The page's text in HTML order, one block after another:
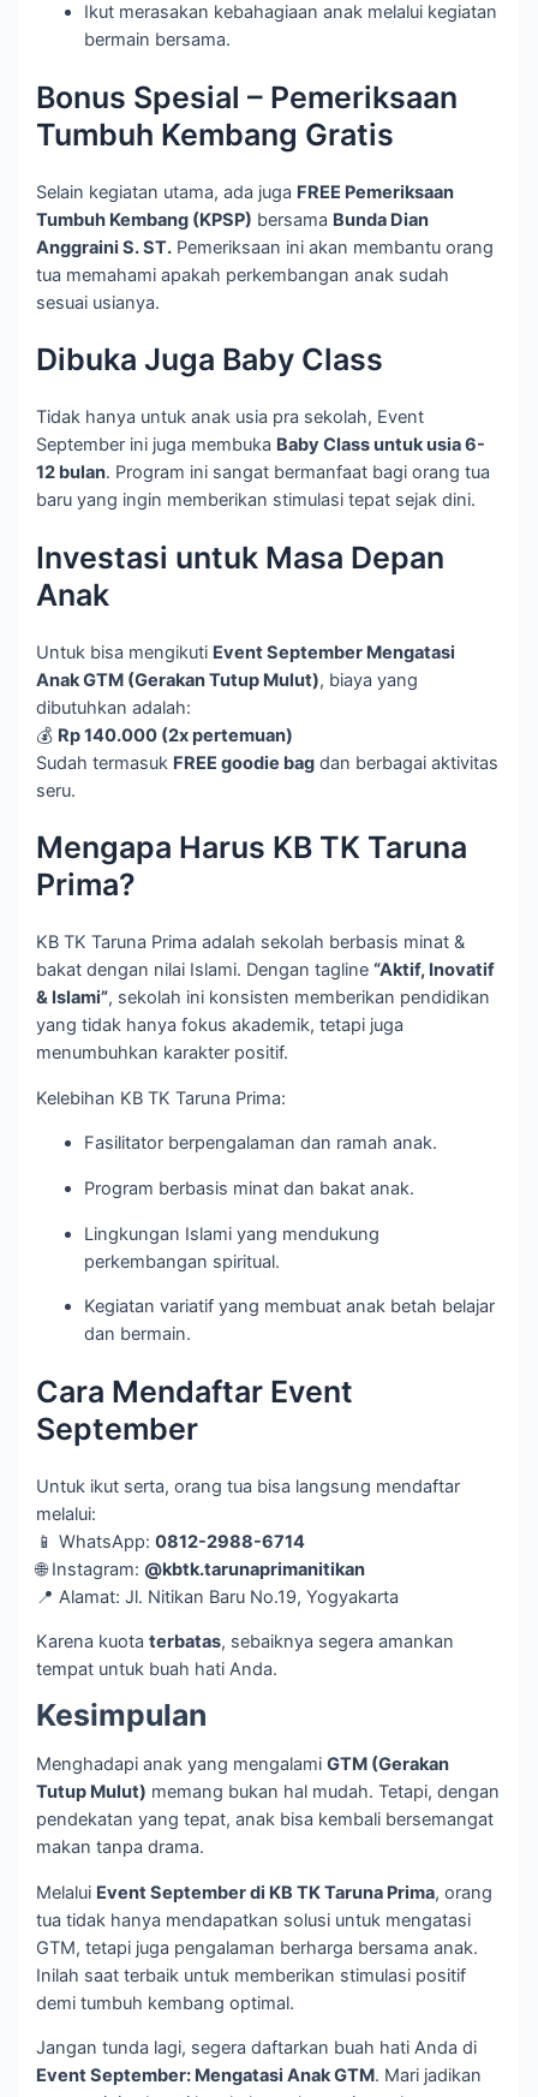
Ikut merasakan kebahagiaan anak melalui kegiatan
bermain bersama.
Bonus Spesial – Pemeriksaan
Tumbuh Kembang Gratis
Selain kegiatan utama, ada juga FREE Pemeriksaan
Tumbuh Kembang (KPSP) bersama Bunda Dian
Anggraini S. ST. Pemeriksaan ini akan membantu orang
tua memahami apakah perkembangan anak sudah
sesuai usianya.
Dibuka Juga Baby Class
Tidak hanya untuk anak usia pra sekolah, Event
September ini juga membuka Baby Class untuk usia 6-
12 bulan. Program ini sangat bermanfaat bagi orang tua
baru yang ingin memberikan stimulasi tepat sejak dini.
Investasi untuk Masa Depan
Anak
Untuk bisa mengikuti Event September Mengatasi
Anak GTM (Gerakan Tutup Mulut), biaya yang
dibutuhkan adalah:
💰 Rp 140.000 (2x pertemuan)
Sudah termasuk FREE goodie bag dan berbagai aktivitas
seru.
Mengapa Harus KB TK Taruna
Prima?
KB TK Taruna Prima adalah sekolah berbasis minat &
bakat dengan nilai Islami. Dengan tagline“Aktif, Inovatif
& Islami”, sekolah ini konsisten memberikan pendidikan
yang tidak hanya fokus akademik, tetapi juga
menumbuhkan karakter positif.
Kelebihan KB TK Taruna Prima:
Fasilitator berpengalaman dan ramah anak.
Program berbasis minat dan bakat anak.
Lingkungan Islami yang mendukung
perkembangan spiritual.
Kegiatan variatif yang membuat anak betah belajar
dan bermain.
Cara Mendaftar Event
September
Untuk ikut serta, orang tua bisa langsung mendaftar
melalui:
📱 WhatsApp:0812-2988-6714
🌐 Instagram: @kbtk.tarunaprimanitikan
📍 Alamat: Jl. Nitikan Baru No.19, Yogyakarta
Karena kuotaterbatas, sebaiknya segera amankan
tempat untuk buah hati Anda.
Kesimpulan
Menghadapi anak yang mengalamiGTM (Gerakan
Tutup Mulut) memang bukan hal mudah. Tetapi, dengan
pendekatan yang tepat, anak bisa kembali bersemangat
makan tanpa drama.
Melalui Event September di KB TK Taruna Prima, orang
tua tidak hanya mendapatkan solusi untuk mengatasi
GTM, tetapi juga pengalaman berharga bersama anak.
Inilah saat terbaik untuk memberikan stimulasi positif
demi tumbuh kembang optimal.
Jangan tunda lagi, segera daftarkan buah hati Anda di
Event September: Mengatasi Anak GTM. Mari jadikan